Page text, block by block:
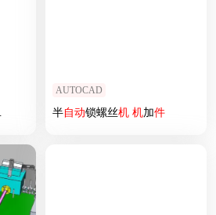
AUTOCAD
半自动锁螺丝机 机加件